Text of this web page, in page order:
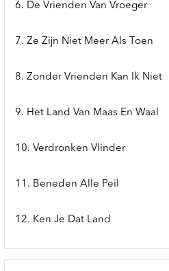
6. De Vrienden Van Vroeger
7. Ze Zijn Niet Meer Als Toen
8. Zonder Vrienden Kan Ik Niet
9. Het Land Van Maas En Waal
10. Verdronken Vlinder
11. Beneden Alle Peil
12. Ken Je Dat Land